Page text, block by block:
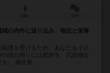
の内外に送り込み、地位と栄誉
護を受けるため、あなたも小さ
池の周りには庭師を、武道稽古
。 酒井家...